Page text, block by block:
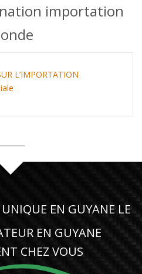
importation
L’IMPORTATION
UNIQUE EN GUYANE LE
EN GUYANE
CHEZ VOUS